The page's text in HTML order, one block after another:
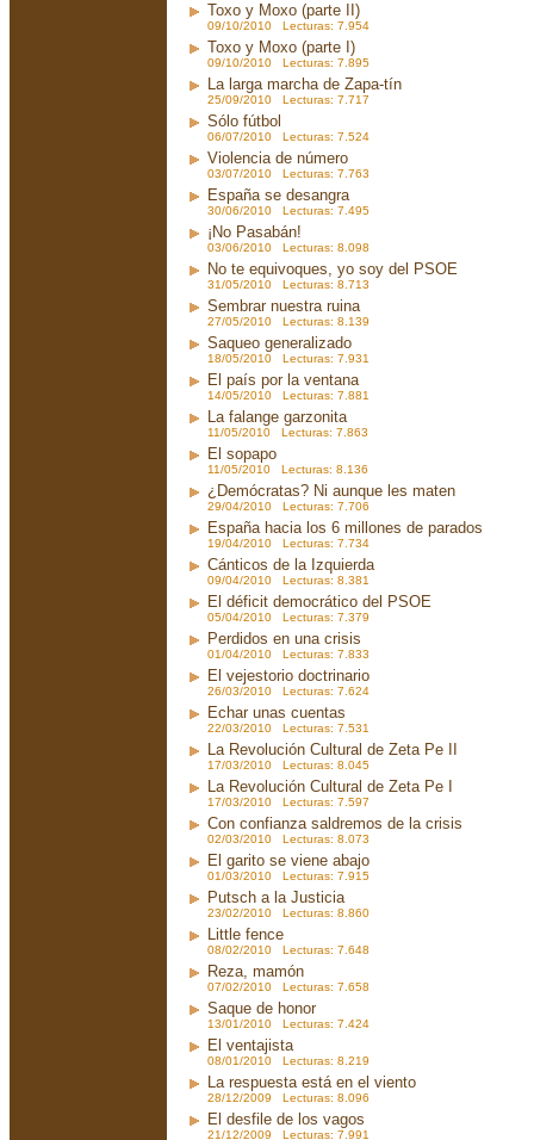
Toxo y Moxo (parte II)
09/10/2010 Lecturas: 7.954
Toxo y Moxo (parte I)
09/10/2010 Lecturas: 7.895
La larga marcha de Zapa-tín
25/09/2010 Lecturas: 7.717
Sólo fútbol
06/07/2010 Lecturas: 7.524
Violencia de número
03/07/2010 Lecturas: 7.763
España se desangra
30/06/2010 Lecturas: 7.495
¡No Pasabán!
03/06/2010 Lecturas: 8.098
No te equivoques, yo soy del PSOE
31/05/2010 Lecturas: 8.713
Sembrar nuestra ruina
27/05/2010 Lecturas: 8.139
Saqueo generalizado
18/05/2010 Lecturas: 7.931
El país por la ventana
14/05/2010 Lecturas: 7.881
La falange garzonita
11/05/2010 Lecturas: 7.863
El sopapo
11/05/2010 Lecturas: 8.136
¿Demócratas? Ni aunque les maten
29/04/2010 Lecturas: 7.706
España hacia los 6 millones de parados
19/04/2010 Lecturas: 7.734
Cánticos de la Izquierda
09/04/2010 Lecturas: 8.381
El déficit democrático del PSOE
05/04/2010 Lecturas: 7.379
Perdidos en una crisis
01/04/2010 Lecturas: 7.833
El vejestorio doctrinario
26/03/2010 Lecturas: 7.624
Echar unas cuentas
22/03/2010 Lecturas: 7.531
La Revolución Cultural de Zeta Pe II
17/03/2010 Lecturas: 8.045
La Revolución Cultural de Zeta Pe I
17/03/2010 Lecturas: 7.597
Con confianza saldremos de la crisis
02/03/2010 Lecturas: 8.073
El garito se viene abajo
01/03/2010 Lecturas: 7.915
Putsch a la Justicia
23/02/2010 Lecturas: 8.860
Little fence
08/02/2010 Lecturas: 7.648
Reza, mamón
07/02/2010 Lecturas: 7.658
Saque de honor
13/01/2010 Lecturas: 7.424
El ventajista
08/01/2010 Lecturas: 8.219
La respuesta está en el viento
28/12/2009 Lecturas: 8.096
El desfile de los vagos
21/12/2009 Lecturas: 7.991